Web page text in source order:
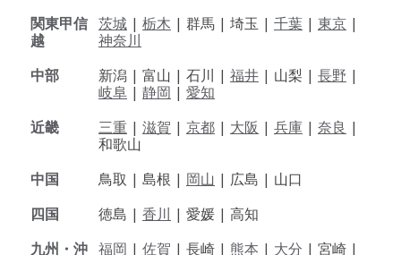
関東甲信
越
茨城 | 栃木 | 群馬 | 埼玉 | 千葉 | 東京 |
神奈川
中部
新潟 | 富山 | 石川 | 福井 | 山梨 | 長野 |
岐阜 | 静岡 | 愛知
近畿
三重 | 滋賀 | 京都 | 大阪 | 兵庫 | 奈良 |
和歌山
中国
鳥取 | 島根 | 岡山 | 広島 | 山口
四国
徳島 | 香川 | 愛媛 | 高知
九州・沖 福岡 | 佐賀 | 長崎 | 熊本 | 大分 | 宮崎 |